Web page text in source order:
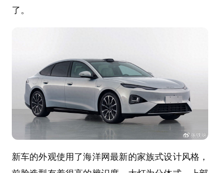
了。
新车的外观使用了海洋网最新的家族式设计风格，